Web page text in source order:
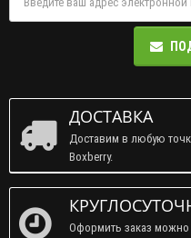
ДОСТАВКА
Доставим в любую
Boxberry.
Оформить заказ можно